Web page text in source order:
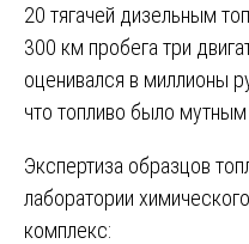
20 тягачей дизельным
300 км пробега три
оценивался в миллионы
что топливо было мутным
Экспертиза образцов
лаборатории
комплекс: